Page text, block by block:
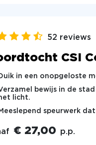
52 reviews
CSI
in een onopgeloste
bewijs in de
licht.
speurwerk
€ 27,00 p.p.